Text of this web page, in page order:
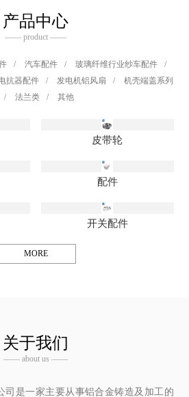
产品中心
—— product ——
/ 汽车配件 / 玻璃纤维行业纱车配件
/
抗器配件 / 发电机铝风扇 /
机壳端盖系列
/
法兰类 / 其他
皮带轮
配件
开关配件
MORE
关于我们
—— about us ——
司是一家主要从事铝合金铸造及加工的